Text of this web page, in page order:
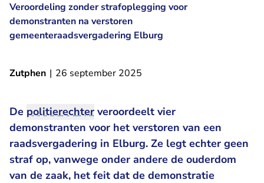
Veroordeling zonder strafoplegging voor
demonstranten na verstoren
gemeenteraadsvergadering Elburg
Zutphen | 26 september 2025
De politierechter veroordeelt vier
demonstranten voor het verstoren van een
raadsvergadering in Elburg. Ze legt echter geen
straf op, vanwege onder andere de ouderdom
van de zaak, het feit dat de demonstratie